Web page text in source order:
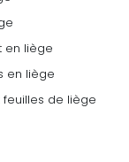
en liège
en liège
feuilles de liège